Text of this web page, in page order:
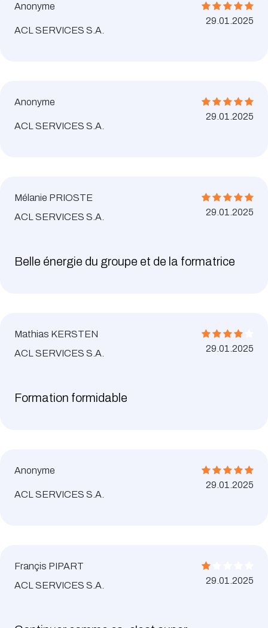
Anonyme
ACL SERVICES S.A.
29.01.2025
Anonyme
ACL SERVICES S.A.
29.01.2025
Mélanie PRIOSTE
ACL SERVICES S.A.
29.01.2025
Belle énergie du groupe et de la formatrice
Mathias KERSTEN
ACL SERVICES S.A.
29.01.2025
Formation formidable
Anonyme
ACL SERVICES S.A.
29.01.2025
Françis PIPART
ACL SERVICES S.A.
29.01.2025